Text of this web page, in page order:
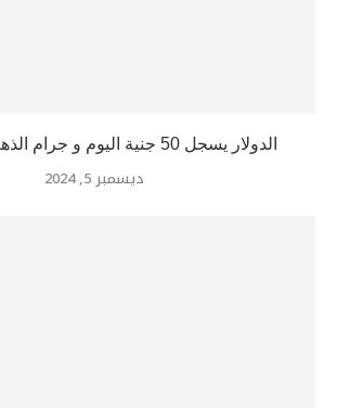
الدولار يسجل 50 جنية اليوم و جرام الذهب عيار 21...
ديسمبر 5, 2024